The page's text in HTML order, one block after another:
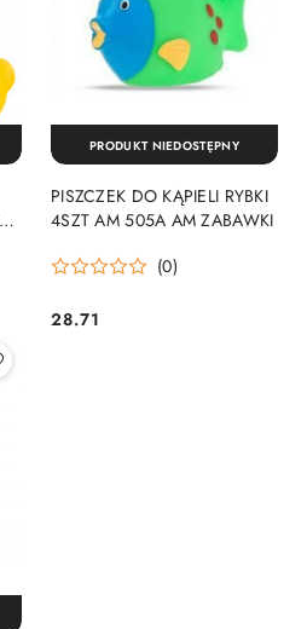
PISZCZEK DO KĄPIELI RYBKI
4SZT AM 505A AM ZABAWKI
(0)
Cena:
28.71
PRODUKT NIEDOSTĘPNY